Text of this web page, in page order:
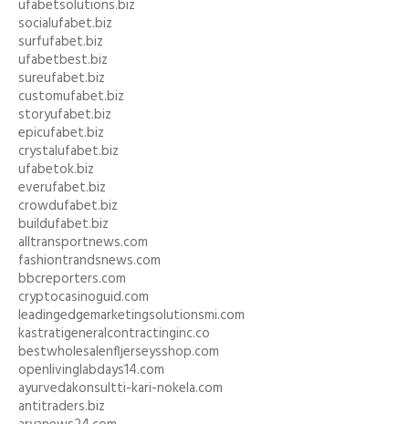
ufabetsolutions.biz
socialufabet.biz
surfufabet.biz
ufabetbest.biz
sureufabet.biz
customufabet.biz
storyufabet.biz
epicufabet.biz
crystalufabet.biz
ufabetok.biz
everufabet.biz
crowdufabet.biz
buildufabet.biz
alltransportnews.com
fashiontrandsnews.com
bbcreporters.com
cryptocasinoguid.com
leadingedgemarketingsolutionsmi.com
kastratigeneralcontractinginc.co
bestwholesalenfljerseysshop.com
openlivinglabdays14.com
ayurvedakonsultti-kari-nokela.com
antitraders.biz